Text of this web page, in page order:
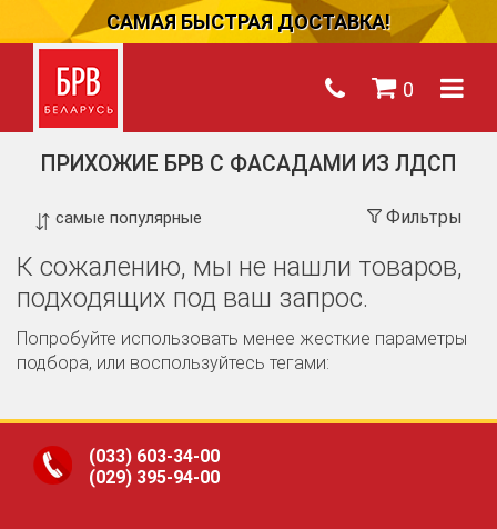
САМАЯ БЫСТРАЯ ДОСТАВКА!
0
ПРИХОЖИЕ БРВ С ФАСАДАМИ ИЗ ЛДСП
Фильтры
К сожалению, мы не нашли товаров,
подходящих под ваш запрос.
Попробуйте использовать менее жесткие параметры
подбора, или воспользуйтесь тегами:
(033) 603-34-00
(029) 395-94-00